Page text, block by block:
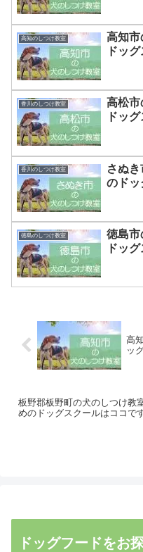
高知のしつけ教室
高知市
ドッ
香川のしつけ教室
高松市
ドッ
香川のしつけ教室
さぬ
のドッ
徳島のしつけ教室
徳島市
ドッ
高
ッ
板野郡板野町の犬のしつけ教
めのドッグスクールはココで
ドッグフードをお